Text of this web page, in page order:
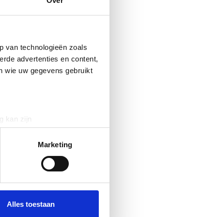
van technologieën zoals
advertenties en content,
wie uw gegevens gebruikt
kan zijn
detailgedeeltein. U kunt uw
partners voor social
die u aan ze heeft
Marketing
Alles toestaan
De